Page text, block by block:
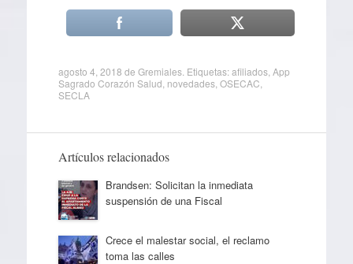
agosto 4, 2018 de Gremiales. Etiquetas:afiliados, App
Sagrado Corazón Salud novedades, OSECAC
SECLA
Artículos relacionados
Brandsen: Solicitan la inmediata
suspensión de una Fiscal
Crece el malestar social, el reclamo
toma las calles